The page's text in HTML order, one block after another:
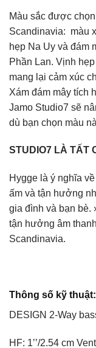
Màu sắc được
Scandinavia: màu
hẹp Na Uy và đám
Phần Lan. Vịnh
mang lại cảm xúc
Xám đám mây tích
Jamo Studio7 sẽ
dù bạn chọn màu
STUDIO7 LÀ TẤT
Hygge là ý nghĩa
ấm và tận hưởng
gia đình và bạn bè.
tận hưởng âm
Scandinavia.
Thông số kỹ thuật:
DESIGN 2-Way
HF: 1’’/2.54 cm